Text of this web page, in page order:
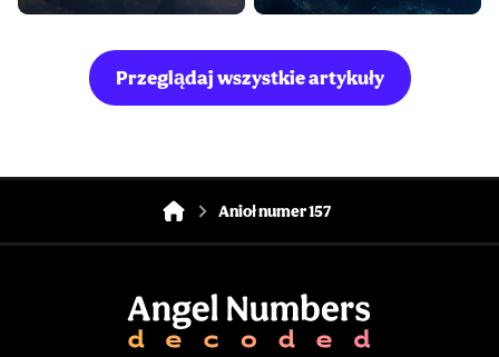
Przeglądaj wszystkie artykuły
Anioł numer 157